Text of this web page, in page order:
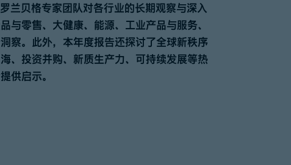
兰贝格专家团队对各行业的长期观察与深入
与零售、大健康、能源、工业产品与服务、
察。此外，本年度报告还探讨了全球新秩序
、投资并购、新质生产力、可持续发展等热
供启示。